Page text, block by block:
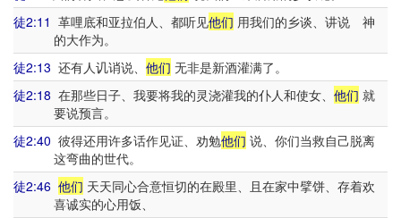
徒2:11 革哩底和亚拉伯人、都听见他们 用我们的乡谈、讲说 神
的大作为。
徒2:13 还有人讥诮说、 他们 无非是新酒灌满了。
徒2:18 在那些日子、我要将我的灵浇灌我的仆人和使女、 他们 就
要说预言。
徒2:40 彼得还用许多话作见证、劝勉他们 说、你们当救自己脱离
这弯曲的世代。
徒2:46 他们 天天同心合意恒切的在殿里、且在家中擘饼、存着欢
喜诚实的心用饭、